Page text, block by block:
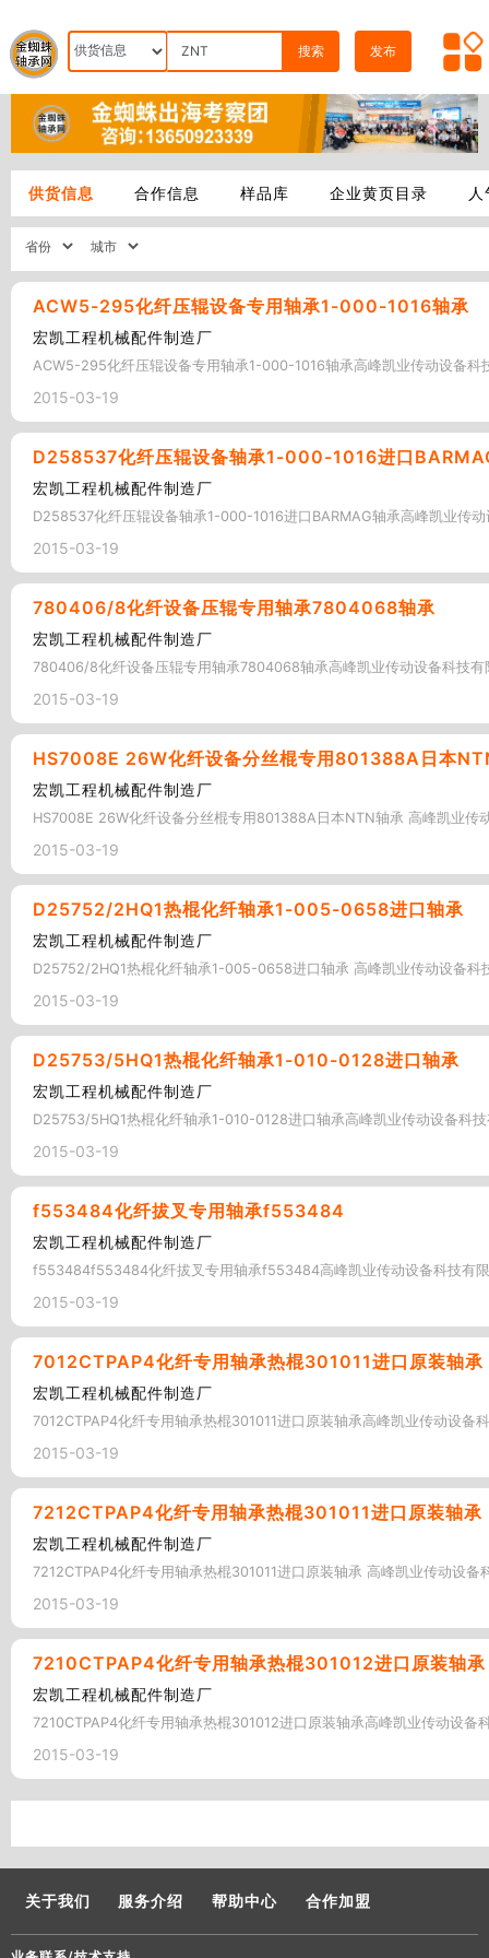
搜索 发布
供货信息 合作信息 样品库 企业黄页目录
ACW5-295化纤压辊设备专用轴承1-000-1016轴承
宏凯工程机械配件制造厂
ACW5-295化纤压辊设备专用轴承1-000-1016轴承高峰凯业传动设备
2015-03-19
D258537化纤压辊设备轴承1-000-1016进口
宏凯工程机械配件制造厂
D258537化纤压辊设备轴承1-000-1016进口BARMAG轴承高峰凯业传
2015-03-19
780406/8化纤设备压辊专用轴承7804068轴承
宏凯工程机械配件制造厂
780406/8化纤设备压辊专用轴承7804068轴承高峰凯业传动设备科技
2015-03-19
HS7008E 26W化纤设备分丝棍专用801388A日本
宏凯工程机械配件制造厂
HS7008E 26W化纤设备分丝棍专用801388A日本NTN轴承 高峰凯业传
2015-03-19
D25752/2HQ1热棍化纤轴承1-005-0658进口轴承
宏凯工程机械配件制造厂
D25752/2HQ1热棍化纤轴承1-005-0658进口轴承 高峰凯业传动设备科
2015-03-19
D25753/5HQ1热棍化纤轴承1-010-0128进口轴承
宏凯工程机械配件制造厂
D25753/5HQ1热棍化纤轴承1-010-0128进口轴承高峰凯业传动设备科
2015-03-19
f553484化纤拔叉专用轴承f553484
宏凯工程机械配件制造厂
f553484f553484化纤拔叉专用轴承f553484高峰凯业传动设备科技有
2015-03-19
7012CTPAP4化纤专用轴承热棍301011进口原装轴承
宏凯工程机械配件制造厂
7012CTPAP4化纤专用轴承热棍301011进口原装轴承高峰凯业传动设备
2015-03-19
7212CTPAP4化纤专用轴承热棍301011进口原装轴承
宏凯工程机械配件制造厂
7212CTPAP4化纤专用轴承热棍301011进口原装轴承 高峰凯业传动设
2015-03-19
7210CTPAP4化纤专用轴承热棍301012进口原装轴承
宏凯工程机械配件制造厂
7210CTPAP4化纤专用轴承热棍301012进口原装轴承高峰凯业传动设
2015-03-19
关于我们 服务介绍 帮助中心 合作加盟